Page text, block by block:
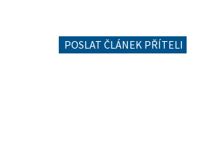
POSLAT ČLÁNEK PŘÍTELI